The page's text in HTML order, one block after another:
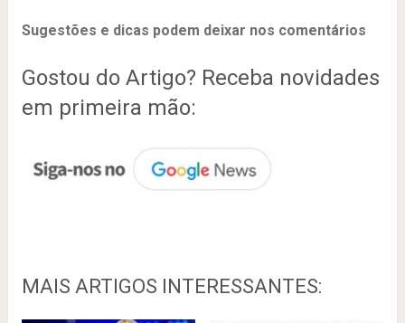
Sugestões e dicas podem deixar nos comentários
Gostou do Artigo? Receba novidades
em primeira mão:
MAIS ARTIGOS INTERESSANTES: